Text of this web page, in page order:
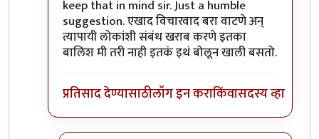
keep that in mind sir. Just a humble
suggestion. एखाद विचारवाद बरा वाटणे अन्
त्यापायी लोकांशी संबंध खराब करणे इतका
बालिश मी तरी नाही इतकं इथं बोलून खाली बसतो.
प्रतिसाद देण्यासाठीलॉग इन कराकिंवासदस्य व्हा